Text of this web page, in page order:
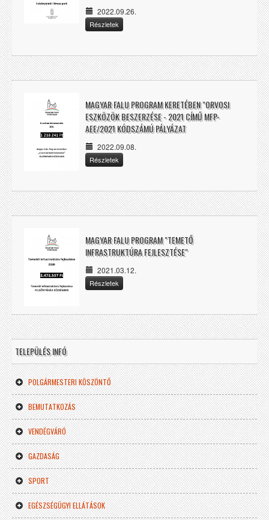
2022.09.26.
Részletek
MAGYAR FALU PROGRAM KERETÉBEN "ORVOSI
ESZKÖZÖK BESZERZÉSE - 2021 CÍMŰ MFP-
AEE/2021 KÓDSZÁMÚ PÁLYÁZAT
2022.09.08.
Részletek
MAGYAR FALU PROGRAM "TEMETŐ
INFRASTRUKTÚRA FEJLESZTÉSE"
2021.03.12.
Részletek
TELEPÜLÉS INFÓ
POLGÁRMESTERI KÖSZÖNTŐ
BEMUTATKOZÁS
VENDÉGVÁRÓ
GAZDASÁG
SPORT
EGÉSZSÉGÜGYI ELLÁTÁSOK